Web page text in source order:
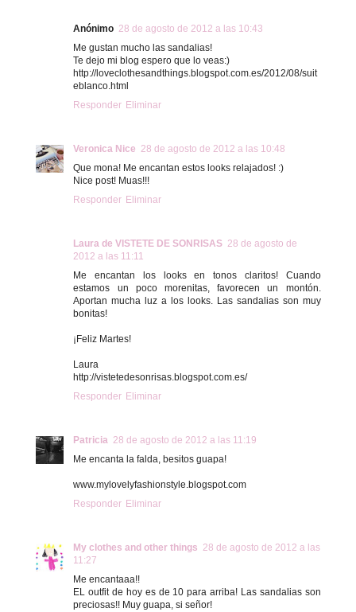
Anónimo 28 de agosto de 2012 a las 10:43
Me gustan mucho las sandalias!
Te dejo mi blog espero que lo veas:)
http://loveclothesandthings.blogspot.com.es/2012/08/suit
eblanco.html
Responder Eliminar
Veronica Nice 28 de agosto de 2012 a las 10:48
Que mona! Me encantan estos looks relajados! :)
Nice post! Muas!!!
Responder Eliminar
Laura de VISTETE DE SONRISAS 28 de agosto de
2012 a las 11:11
Me encantan los looks en tonos claritos! Cuando
estamos un poco morenitas, favorecen un montón.
Aportan mucha luz a los looks. Las sandalias son muy
bonitas!
¡Feliz Martes!
Laura
http://vistetedesonrisas.blogspot.com.es/
Responder Eliminar
Patricia 28 de agosto de 2012 a las 11:19
Me encanta la falda, besitos guapa!
www.mylovelyfashionstyle.blogspot.com
Responder Eliminar
My clothes and other things 28 de agosto de 2012 a las
11:27
Me encantaaa!!
EL outfit de hoy es de 10 para arriba! Las sandalias son
preciosas!! Muy guapa, si señor!